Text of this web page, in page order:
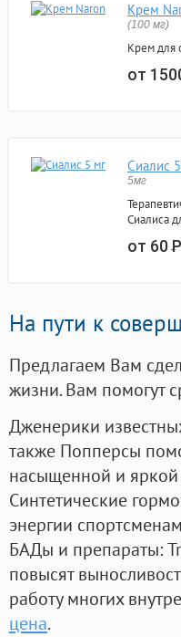
Крем
(100 мг)
Крем для
от
Сиалис
5мг
Сиалиса
от 60Р
На пути к
Предлагаем Вам
жизни. Вам помогут
Дженерики
также Попперсы
насыщенной и яркой
Синтетические
энергии
БАДы и препараты:
повысят
работу многих
цена.